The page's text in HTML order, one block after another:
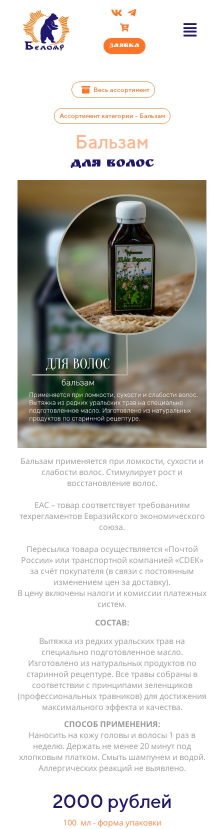
Заявка
Весь ассортимент
Ассортимент категории - Бальзам
Бальзам​​​​
Для волос
Бальзам применяется при ломкости, сухости и
слабости волос. Стимулирует рост и
восстановление волос.
ЕАС – товар соответствует требованиям
техрегламентов Евразийского экономического
союза.
Пересылка товара осуществляется «Почтой
России» или транспортной компанией «CDEK»
за счёт покупателя (в связи с постоянным
изменением цен за доставку).
В цену включены налоги и комиссии платежных
систем.
СОСТАВ:
Вытяжка из редких уральских трав на
специально подготовленное масло.
Изготовлено из натуральных продуктов по
старинной рецептуре. Все травы собраны в
соответствии с принципами зеленщиков
(профессиональных травников) для достижения
максимального эффекта и качества.
СПОСОБ ПРИМЕНЕНИЯ:
Наносить на кожу головы и волосы 1 раз в
неделю. Держать не менее 20 минут под
хлопковым платком. Смыть шампунем и водой.
Аллергических реакций не выявлено.
2000 рублей
100 мл - форма упаковки